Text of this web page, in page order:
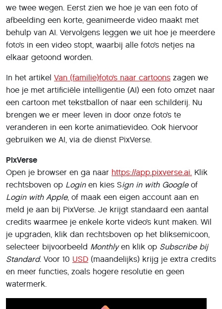
selecteer bijvoorbeeldMonthly en klik opSubscribe bij
Standard. Voor 10USD(maandelijks) krijg je extra credits
en meer functies, zoals hogere resolutie en geen
watermerk.